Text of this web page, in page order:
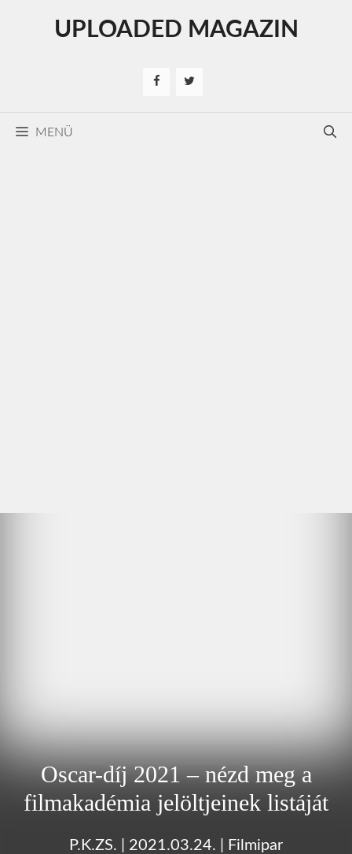
UPLOADED MAGAZIN
MENÜ
Oscar-díj 2021 – nézd meg a
filmakadémia jelöltjeinek listáját
P.K.ZS. 2021.03.24. Filmipar